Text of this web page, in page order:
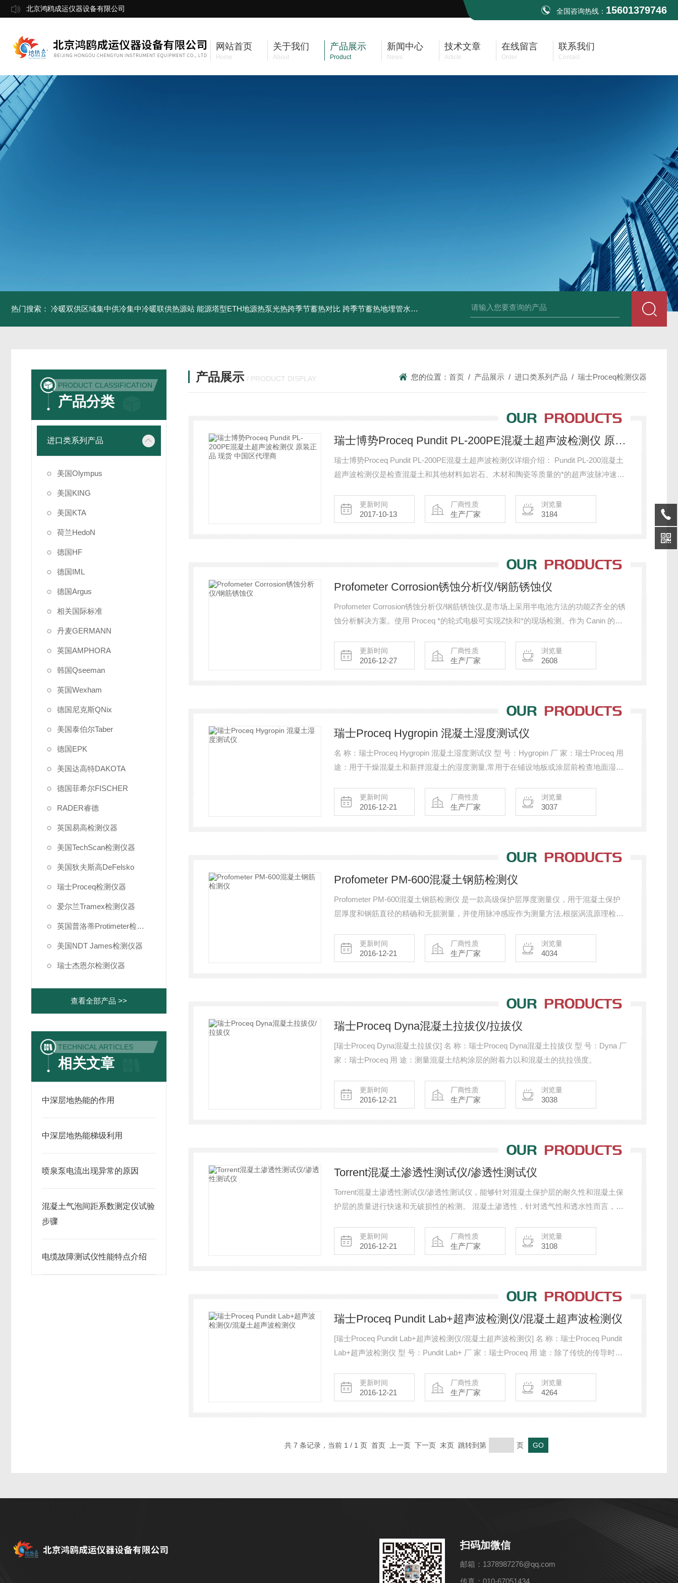
北京鸿鸥成运仪器设备有限公司 全国咨询热线： 15601379746
网站首页
Home
关于我们
About
产品展示
Product
新闻中心
News
技术文章
Article
在线留言
Order
联系我们
Contact
热门搜索： 冷暖双供区域集中供冷集中冷暖联供热源站 能源塔型ETH地源热泵光热跨季节蓄热对比 跨季节蓄热地埋管水池湖面储热技术研究对比 中深浅层地源热泵空调系统运行故障诊断修复 冷暖双
PRODUCT CLASSIFICATION
产品分类
进口类系列产品
美国Olympus
美国KING
美国KTA
荷兰HedoN
德国HF
德国IML
德国Argus
相关国际标准
丹麦GERMANN
英国AMPHORA
韩国Qseeman
英国Wexham
德国尼克斯QNix
美国泰伯尔Taber
德国EPK
美国达高特DAKOTA
德国菲希尔FISCHER
RADER睿德
英国易高检测仪器
美国TechScan检测仪器
美国狄夫斯高DeFelsko
瑞士Proceq检测仪器
爱尔兰Tramex检测仪器
英国普洛蒂Protimeter检测仪器
美国NDT James检测仪器
瑞士杰恩尔检测仪器
查看全部产品 >>
TECHNICAL ARTICLES
相关文章
中深层地热能的作用
中深层地热能梯级利用
喷泉泵电流出现异常的原因
混凝土气泡间距系数测定仪试验
步骤
电缆故障测试仪性能特点介绍
产品展示 / PRODUCT DISPLAY 您的位置： 首页 / 产品展示 / 进口类系列产品 / 瑞士Proceq检测仪器
瑞士博势Proceq Pundit PL-200PE混凝土超声波检测仪 原装正品 现货 中国区代理商
瑞士博势Proceq Pundit PL-200PE混凝土超声波检测仪详细介绍： Pundit PL-200混凝土
超声波检测仪是检查混凝土和其他材料如岩石、木材和陶瓷等质量的*的超声波脉冲速度
测量模式和功能：使用标准 A-Scan 和新线性扫描功能评估混凝土均匀性，估算混凝土
的抗压强度或测量垂
更新时间
2017-10-13
厂商性质
生产厂家
浏览量
3184
Profometer Corrosion锈蚀分析仪/钢筋锈蚀仪
Profometer Corrosion锈蚀分析仪/钢筋锈蚀仪,是市场上采用半电池方法的功能Z齐全的锈
蚀分析解决方案。使用 Proceq *的轮式电极可实现Z快和*的现场检测。作为 Canin 的直
更新时间
2016-12-27
厂商性质
生产厂家
浏览量
2608
瑞士Proceq Hygropin 混凝土湿度测试仪
名 称：瑞士Proceq Hygropin 混凝土湿度测试仪 型 号：Hygropin 厂 家：瑞士Proceq 用
途：用于干燥混凝土和新拌混凝土的湿度测量,常用于在铺设地板或涂层前检查地面湿度
更新时间
2016-12-21
厂商性质
生产厂家
浏览量
3037
Profometer PM-600混凝土钢筋检测仪
Profometer PM-600混凝土钢筋检测仪 是一款高级保护层厚度测量仪，用于混凝土保护
层厚度和钢筋直径的精确和无损测量，并使用脉冲感应作为测量方法,根据涡流原理检测
控制。高分辨率彩色显示屏，可全天对统计数据执行尽可能准确的测量和分析
更新时间
2016-12-21
厂商性质
生产厂家
浏览量
4034
瑞士Proceq Dyna混凝土拉拔仪/拉拔仪
[瑞士Proceq Dyna混凝土拉拔仪] 名 称：瑞士Proceq Dyna混凝土拉拔仪 型 号：Dyna 厂
家：瑞士Proceq 用 途：测量混凝土结构涂层的附着力以和混凝土的抗拉强度。
更新时间
2016-12-21
厂商性质
生产厂家
浏览量
3038
Torrent混凝土渗透性测试仪/渗透性测试仪
Torrent混凝土渗透性测试仪/渗透性测试仪，能够针对混凝土保护层的耐久性和混凝土保
护层的质量进行快速和无破损性的检测。 混凝土渗透性，针对透气性和透水性而言，是
更新时间
2016-12-21
厂商性质
生产厂家
浏览量
3108
瑞士Proceq Pundit Lab+超声波检测仪/混凝土超声波检测仪
[瑞士Proceq Pundit Lab+超声波检测仪/混凝土超声波检测仪] 名 称：瑞士Proceq Pundit
Lab+超声波检测仪 型 号：Pundit Lab+ 厂 家：瑞士Proceq 用 途：除了传统的传导时间
更新时间
2016-12-21
厂商性质
生产厂家
浏览量
4264
共 7 条记录，当前 1 / 1 页 首页 上一页 下一页 末页 跳转到第 页
扫码加微信
邮箱：1378987276@qq.com
传真：010-67051434